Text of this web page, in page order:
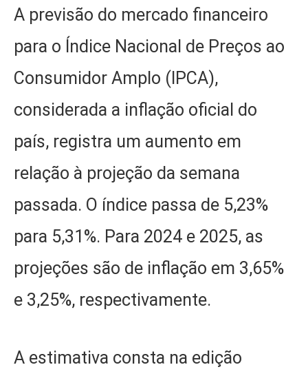
A previsão do mercado financeiro
para o Índice Nacional de Preços ao
Consumidor Amplo (IPCA),
considerada a inflação oficial do
país, registra um aumento em
relação à projeção da semana
passada. O índice passa de 5,23%
para 5,31%. Para 2024 e 2025, as
projeções são de inflação em 3,65%
e 3,25%, respectivamente.
A estimativa consta na edição